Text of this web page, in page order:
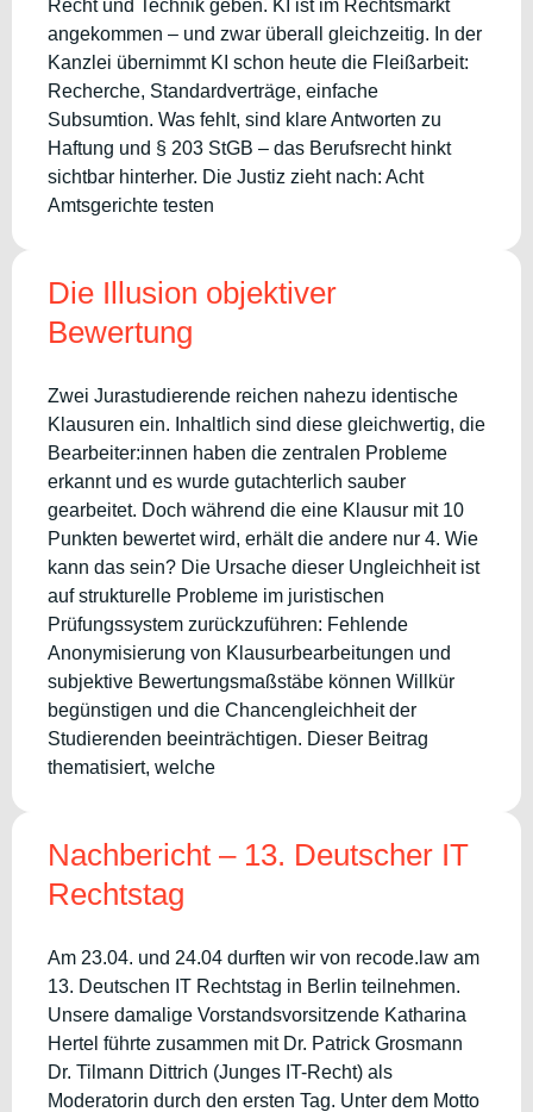
Recht und Technik geben. KI ist im Rechtsmarkt
angekommen – und zwar überall gleichzeitig. In der
Kanzlei übernimmt KI schon heute die Fleißarbeit:
Recherche, Standardverträge, einfache
Subsumtion. Was fehlt, sind klare Antworten zu
Haftung und § 203 StGB – das Berufsrecht hinkt
sichtbar hinterher. Die Justiz zieht nach: Acht
Amtsgerichte testen
Die Illusion objektiver
Bewertung
Zwei Jurastudierende reichen nahezu identische
Klausuren ein. Inhaltlich sind diese gleichwertig, die
Bearbeiter:innen haben die zentralen Probleme
erkannt und es wurde gutachterlich sauber
gearbeitet. Doch während die eine Klausur mit 10
Punkten bewertet wird, erhält die andere nur 4. Wie
kann das sein? Die Ursache dieser Ungleichheit ist
auf strukturelle Probleme im juristischen
Prüfungssystem zurückzuführen: Fehlende
Anonymisierung von Klausurbearbeitungen und
subjektive Bewertungsmaßstäbe können Willkür
begünstigen und die Chancengleichheit der
Studierenden beeinträchtigen. Dieser Beitrag
thematisiert, welche
Nachbericht – 13. Deutscher IT
Rechtstag
Am 23.04. und 24.04 durften wir von recode.law am
13. Deutschen IT Rechtstag in Berlin teilnehmen.
Unsere damalige Vorstandsvorsitzende Katharina
Hertel führte zusammen mit Dr. Patrick Grosmann
Dr. Tilmann Dittrich (Junges IT-Recht) als
Moderatorin durch den ersten Tag. Unter dem Motto